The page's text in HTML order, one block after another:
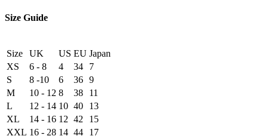
Size Guide
Size UK US EU Japan
XS
6 - 8 4 34
7
S
8 -10 6 36 9
M
10 - 12 8 38
11
L
12 - 14 10 40
13
XL
14 - 16 12 42
15
XXL 16 - 28 14 44
17